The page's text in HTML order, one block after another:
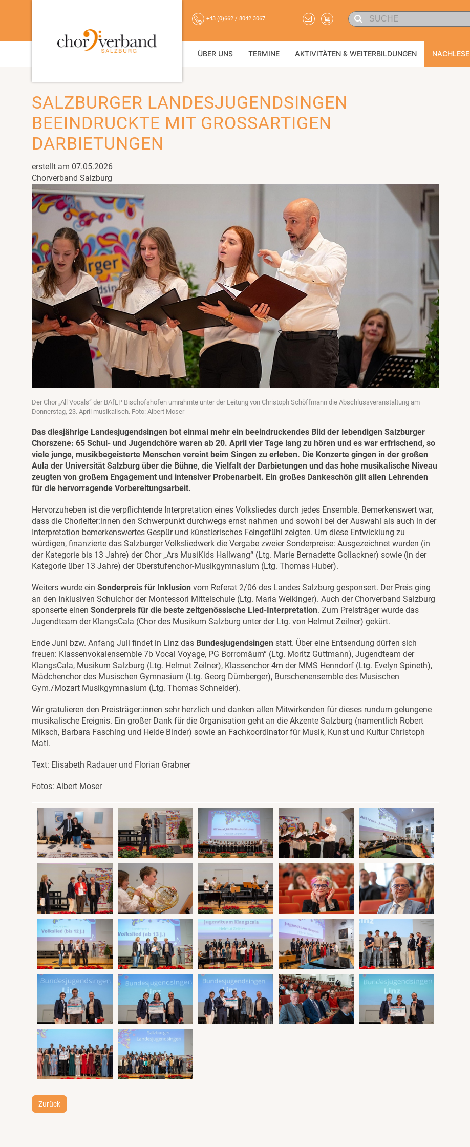
+43 (0)662 / 8042 3067
ÜBER UNS TERMINE AKTIVITÄTEN & WEITERBILDUNGEN NACHLESE
SALZBURGER LANDESJUGENDSINGEN
BEEINDRUCKTE MIT GROSSARTIGEN D
ARBIETUNGEN
erstellt am 07.05.2026
Chorverband Salzburg
Der Chor „All Vocals“ der BAfEP Bischofshofen umrahmte unter der Leitung von Christoph Schöffmann die Abschlussveranstaltung am
Donnerstag, 23. April musikalisch. Foto: Albert Moser
Das diesjährige Landesjugendsingen bot einmal mehr ein beeindruckendes Bild der lebendigen Salzburger
Chorszene: 65 Schul- und Jugendchöre waren ab 20. April vier Tage lang zu hören und es war erfrischend, so
viele junge, musikbegeisterte Menschen vereint beim Singen zu erleben. Die Konzerte gingen in der großen
Aula der Universität Salzburg über die Bühne, die Vielfalt der Darbietungen und das hohe musikalische Niveau
zeugten von großem Engagement und intensiver Probenarbeit. Ein großes Dankeschön gilt allen Lehrenden
für die hervorragende Vorbereitungsarbeit.
Hervorzuheben ist die verpflichtende Interpretation eines Volksliedes durch jedes Ensemble. Bemerkenswert war,
dass die Chorleiter:innen den Schwerpunkt durchwegs ernst nahmen und sowohl bei der Auswahl als auch in der
Interpretation bemerkenswertes Gespür und künstlerisches Feingefühl zeigten. Um diese Entwicklung zu
würdigen, finanzierte das Salzburger Volksliedwerk die Vergabe zweier Sonderpreise: Ausgezeichnet wurden (in
der Kategorie bis 13 Jahre) der Chor „Ars MusiKids Hallwang“ (Ltg. Marie Bernadette Gollackner) sowie (in der
Kategorie über 13 Jahre) der Oberstufenchor-Musikgymnasium (Ltg. Thomas Huber).
Weiters wurde ein Sonderpreis für Inklusion vom Referat 2/06 des Landes Salzburg gesponsert. Der Preis ging
an den Inklusiven Schulchor der Montessori Mittelschule (Ltg. Maria Weikinger). Auch der Chorverband Salzburg
sponserte einen Sonderpreis für die beste zeitgenössische Lied-Interpretation. Zum Preisträger wurde das
Jugendteam der KlangsCala (Chor des Musikum Salzburg unter der Ltg. von Helmut Zeilner) gekürt.
Ende Juni bzw. Anfang Juli findet in Linz das Bundesjugendsingen statt. Über eine Entsendung dürfen sich
freuen: Klassenvokalensemble 7b Vocal Voyage, PG Borromäum“ (Ltg. Moritz Guttmann), Jugendteam der
KlangsCala, Musikum Salzburg (Ltg. Helmut Zeilner), Klassenchor 4m der MMS Henndorf (Ltg. Evelyn Spineth),
Mädchenchor des Musischen Gymnasium (Ltg. Georg Dürnberger), Burschenensemble des Musischen
Gym./Mozart Musikgymnasium (Ltg. Thomas Schneider).
Wir gratulieren den Preisträger:innen sehr herzlich und danken allen Mitwirkenden für dieses rundum gelungene
musikalische Ereignis. Ein großer Dank für die Organisation geht an die Akzente Salzburg (namentlich Robert
Miksch, Barbara Fasching und Heide Binder) sowie an Fachkoordinator für Musik, Kunst und Kultur Christoph
Matl.
Text: Elisabeth Radauer und Florian Grabner
Fotos: Albert Moser
Zurück